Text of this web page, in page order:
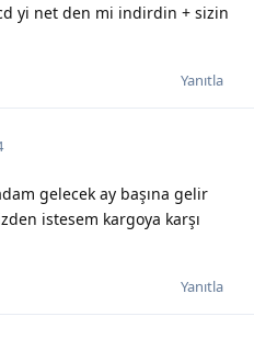
yi net den mi indirdin + sizin
Yanıtla
gelecek ay başına gelir
istesem kargoya karşı
Yanıtla